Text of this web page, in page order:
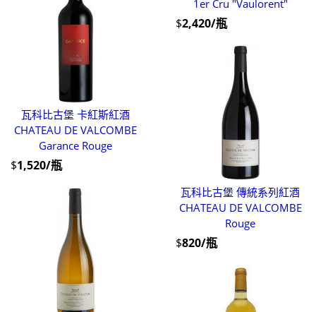
1er Cru "Vaulorent"
$2,420/瓶
瓦科比古堡 卡紅斯紅酒
CHATEAU DE VALCOMBE
Garance Rouge
$1,520/瓶
瓦科比古堡 傳統系列紅酒
CHATEAU DE VALCOMBE
Rouge
$820/瓶